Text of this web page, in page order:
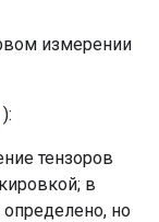
измерении
):
тензоров
в
но